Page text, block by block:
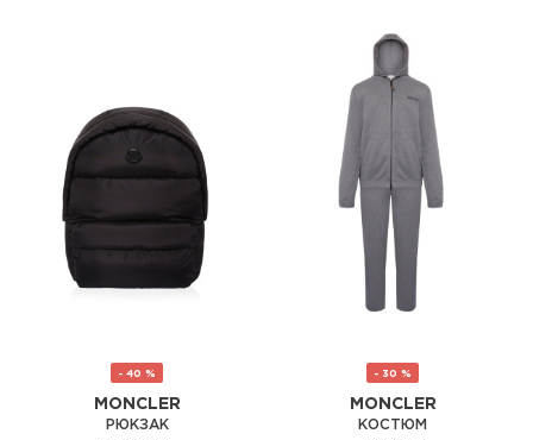
- 40 %
MONCLER
РЮКЗАК
- 30 %
MONCLER
КОСТЮМ